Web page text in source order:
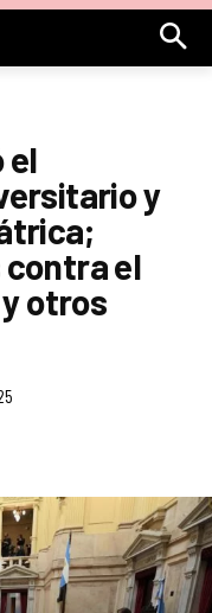
el
y
contra el
otros